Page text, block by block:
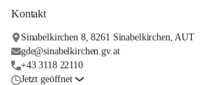
Kontakt
Sinabelkirchen 8, 8261 Sinabelkirchen, AUT
gde@sinabelkirchen.gv.at
+43 3118 22110
Jetzt geöffnet